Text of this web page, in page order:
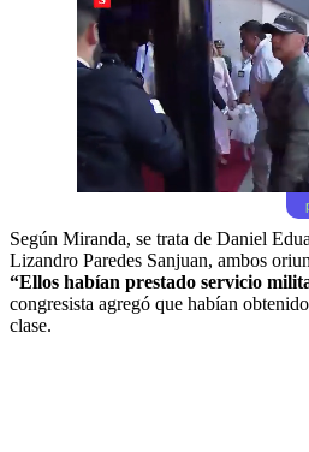
Según Miranda, se trata de Daniel
Lizandro Paredes Sanjuan, ambos
“Ellos habían prestado servicio
congresista agregó que habían
clase.